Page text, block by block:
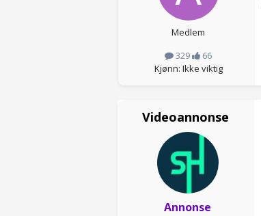
Medlem
329
66
Kjønn: Ikke viktig
Videoannonse
Annonse